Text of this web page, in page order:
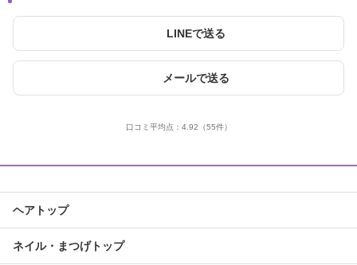
LINEで送る
メールで送る
口コミ平均点： 4.92 （55件）
ヘアトップ
ネイル・まつげトップ